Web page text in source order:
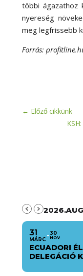
többi ágazathoz
nyereség
meg legfrissebb
Forrás:
← Előző cikkünk
31
MÁRC
30
NOV
ECUADORI
DELEGÁCIÓ